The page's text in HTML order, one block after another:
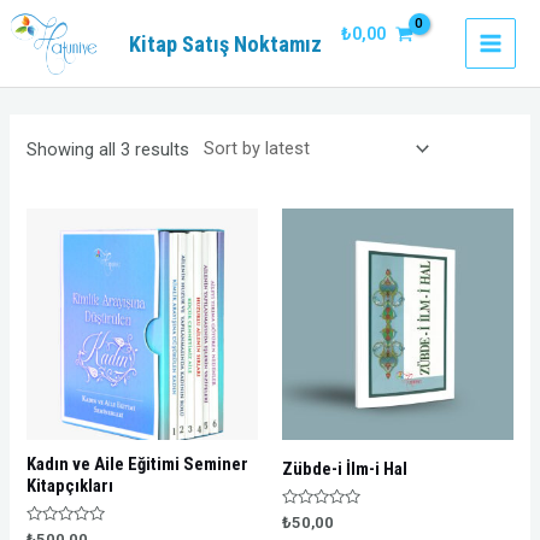
İçeriğe
atla
Kitap Satış Noktamız ₺0,00
Showing all 3 results
Kadın ve Aile Eğitimi Seminer
Kitapçıkları
Rated
Zübde-i İlm-i Hal
Rated
0
₺50,00